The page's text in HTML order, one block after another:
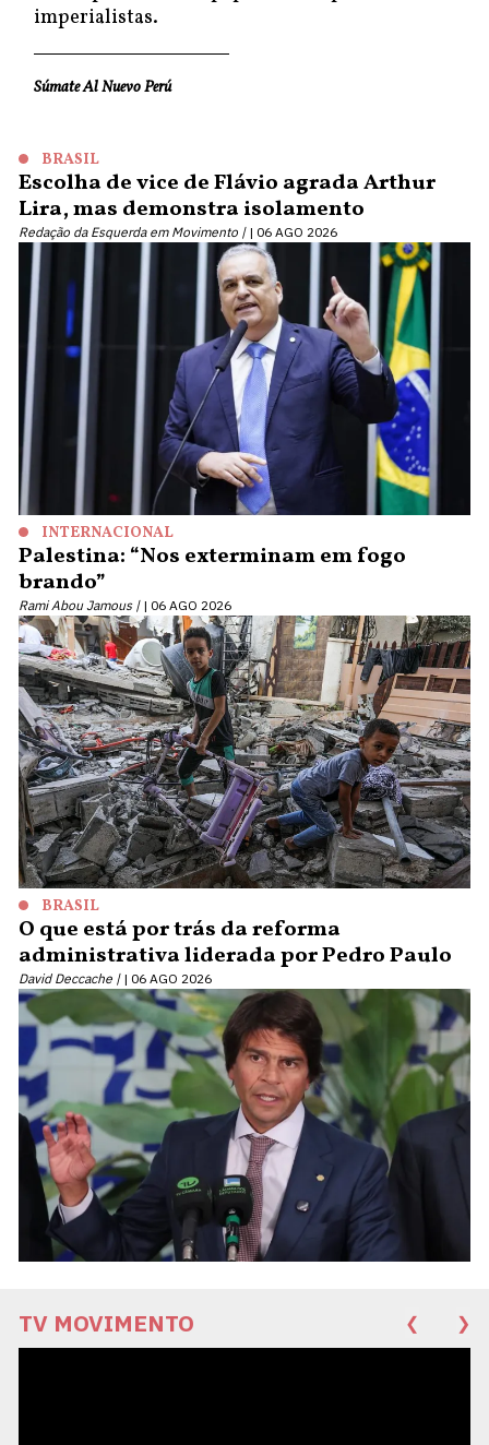
imperialistas.
Súmate Al Nuevo Perú
BRASIL
Escolha de vice de Flávio agrada Arthur
Lira, mas demonstra isolamento
Redação da Esquerda em Movimento | 06 AGO 2026
INTERNACIONAL
Palestina: “Nos exterminam em fogo
brando”
Rami Abou Jamous | 06 AGO 2026
BRASIL
O que está por trás da reforma
administrativa liderada por Pedro Paulo
David Deccache | 06 AGO 2026
TV MOVIMENTO ❮ ❯